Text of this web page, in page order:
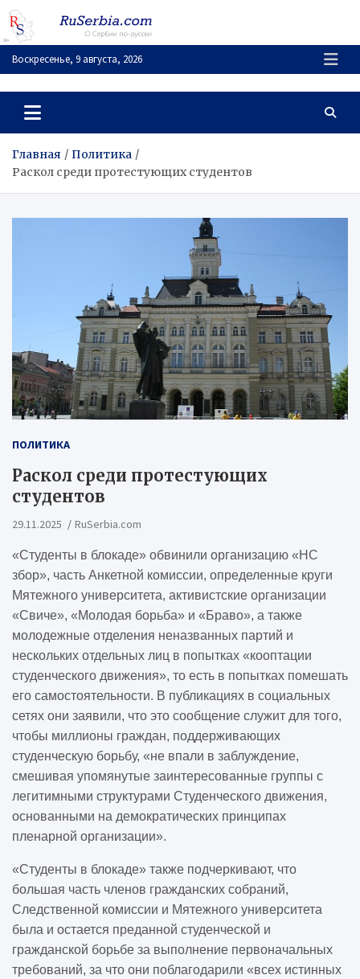
Перейти
содержимому
Воскресенье, 9 августа, 2026
RuSerbia.com
О Сербии – по-русски
Главная
Политика
Раскол среди протестующих студентов
ПОЛИТИКА
Раскол среди протестующих
студентов
29.11.2025 RuSerbia.com
«Студенты в блокаде» обвинили организацию «НС
збор», часть Анкетной комиссии, определенные круги
Мятежного университета, активистские организации
«Свиче», «Молодая борьба» и «Браво», а также
молодежные отделения неназванных партий и
нескольких отдельных лиц в попытках «кооптации
студенческого движения», то есть в попытках помешать
его самостоятельности. В публикациях в социальных
сетях они заявили, что это сообщение служит для того,
чтобы миллионы граждан, поддерживающих
студенческую борьбу, «не впали в заблуждение,
смешивая упомянутые заинтересованные группы с
легитимными структурами Студенческого движения,
основанными на демократических принципах
пленарной организации».
«Студенты в блокаде» также подчеркивают, что
большая часть членов гражданских собраний,
Следственной комиссии и Мятежного университета
была и остается преданной студенческой и
гражданской борьбе за выполнение первоначальных
требований, за что они поблагодарили «всех истинных